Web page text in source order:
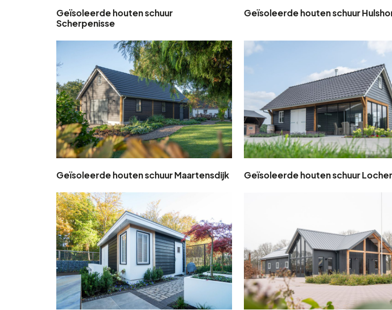
Geïsoleerde houten schuur
Scherpenisse
Geïsoleerde houten schuur
Geïsoleerde houten schuur Maartensdijk Geïsoleerde houten schuur